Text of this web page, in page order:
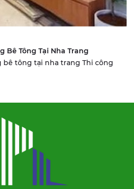
Bê Tông Tại Nha Trang
bê tông tại nha trang Thi công